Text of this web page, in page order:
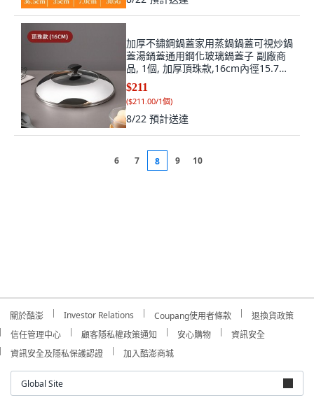
蓋湯鍋蓋通用鋼化玻璃鍋蓋子 副廠商
品, 1個, 加厚頂珠款,16cm內徑15.7外
徑17, 17cm
$211
($211.00/1個
8/22預計送達
關於酷澎 Investor Relations Coupang使用者條款
退換貨政策
信任管理中心
顧客隱私權政策通知 安心購物
資訊安全
資訊安全及隱私保護認證
加入酷澎商城